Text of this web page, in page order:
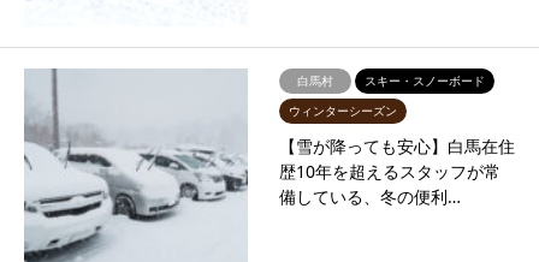
白馬村
スキー・スノーボード
ウィンターシーズン
【雪が降っても安心】白馬在住
歴10年を超えるスタッフが常
備している、冬の便利…